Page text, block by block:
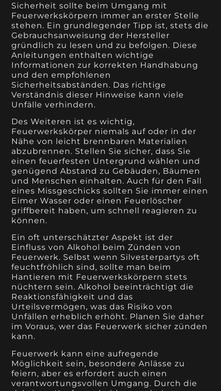
Sicherheit sollte beim Umgang mit
Feuerwerkskörpern immer an erster Stelle
stehen. Ein grundlegender Tipp ist, stets die
Gebrauchsanweisung der Hersteller
gründlich zu lesen und zu befolgen. Diese
Anleitungen enthalten wichtige
Informationen zur korrekten Handhabung
und den empfohlenen
Sicherheitsabständen. Das richtige
Verständnis dieser Hinweise kann viele
Unfälle verhindern.
Des Weiteren ist es wichtig,
Feuerwerkskörper niemals auf oder in der
Nähe von leicht brennbaren Materialien
abzubrennen. Stellen Sie sicher, dass Sie
einen feuerfesten Untergrund wählen und
genügend Abstand zu Gebäuden, Bäumen
und Menschen einhalten. Auch für den Fall
eines Missgeschicks sollten Sie immer einen
Eimer Wasser oder einen Feuerlöscher
griffbereit haben, um schnell reagieren zu
können.
Ein oft unterschätzter Aspekt ist der
Einfluss von Alkohol beim Zünden von
Feuerwerk. Selbst wenn Silvesterpartys oft
feuchtfröhlich sind, sollte man beim
Hantieren mit Feuerwerkskörpern stets
nüchtern sein. Alkohol beeinträchtigt die
Reaktionsfähigkeit und das
Urteilsvermögen, was das Risiko von
Unfällen erheblich erhöht. Planen Sie daher
im Voraus, wer das Feuerwerk sicher zünden
kann.
Feuerwerk kann eine aufregende
Möglichkeit sein, besondere Anlässe zu
feiern, aber es erfordert auch einen
verantwortungsvollen Umgang. Durch die